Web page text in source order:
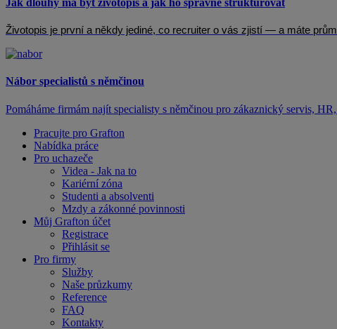
Životopis je první a někdy jediné, co recruiter o vás zjistí — a máte
Nábor specialistů s němčinou
Pomáháme firmám najít specialisty s němčinou pro zákaznický servis,
Pracujte pro Grafton
Nabídka práce
Pro uchazeče
Videa - Jak na to
Kariérní zóna
Studenti a absolventi
Mzdy a zákonné povinnosti
Můj Grafton účet
Registrace
Přihlásit se
Pro firmy
Služby
Naše průzkumy
Reference
FAQ
Kontakty